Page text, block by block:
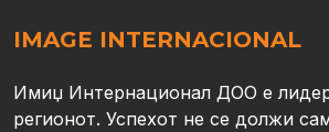
IMAGE INTERNACIONAL
Имиџ Интернационал ДОО е
регионот. Успехот не се должи